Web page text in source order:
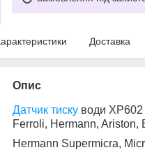
Доставка
Опис
Датчик тиску води XP602
Ferroli, Hermann, Ariston,
Hermann Supermicra,